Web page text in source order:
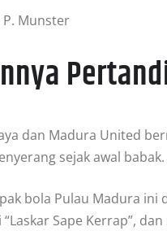
P. Munster
dan Madura United
sejak awal babak.
bola Pulau Madura ini
“Laskar Sape Kerrap”,